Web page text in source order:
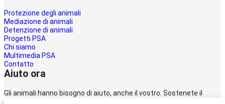
Protezione degli animali
Mediazione di animali
Detenzione di animali
Progetti PSA
Chi siamo
Multimedia PSA
Contatto
Aiuto ora
Gli animali hanno bisogno di aiuto, anche il vostro. Sostenete il